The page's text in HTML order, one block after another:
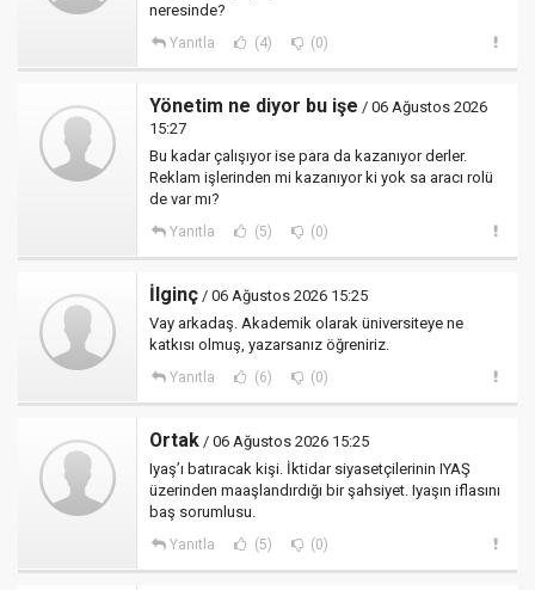
neresinde?
Yanıtla (4) (0)
Yönetim ne diyor bu işe / 06 Ağustos 2026
15:27
Bu kadar çalışıyor ise para da kazanıyor derler.
Reklam işlerinden mi kazanıyor ki yok sa aracı rolü
de var mı?
Yanıtla (5) (0)
İlginç / 06 Ağustos 2026 15:25
Vay arkadaş. Akademik olarak üniversiteye ne
katkısı olmuş, yazarsanız öğreniriz.
Yanıtla (6) (0)
Ortak / 06 Ağustos 2026 15:25
Iyaş’ı batıracak kişi. İktidar siyasetçilerinin IYAŞ
üzerinden maaşlandırdığı bir şahsiyet. Iyaşın iflasını
baş sorumlusu.
Yanıtla (5) (0)